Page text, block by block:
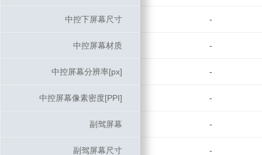
中控下屏幕尺寸 -
中控屏幕材质 -
中控屏幕分辨率[px] -
中控屏幕像素密度[PPI] -
副驾屏幕 -
副驾屏幕尺寸 -
中控下屏幕尺寸
中控屏幕材质
中控屏幕分辨率[px]
中控屏幕像素密度[PPI]
副驾屏幕
副驾屏幕尺寸